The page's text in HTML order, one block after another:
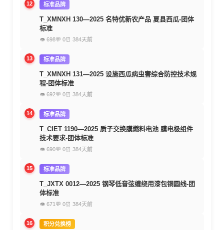
12 标准品牌
T_XMNXH 130—2025 名特优新农产品 夏县西瓜-团体
标准
👁 698💬 0⏰ 384天前
13 标准品牌
T_XMNXH 131—2025 设施西瓜病虫害综合防控技术规
程-团体标准
👁 692💬 0⏰ 384天前
14 标准品牌
T_CIET 1190—2025 质子交换膜燃料电池 膜电极组件
技术要求-团体标准
👁 690💬 0⏰ 384天前
15 标准品牌
T_JXTX 0012—2025 钢琴低音弦缠绕用漆包铜圆线-团
体标准
👁 671 💬 0⏰ 384天前
16 积分兑换榜